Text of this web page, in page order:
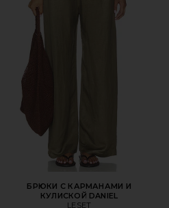
БРЮКИ С КАРМАНАМИ И
КУЛИСКОЙ DANIEL
LESET